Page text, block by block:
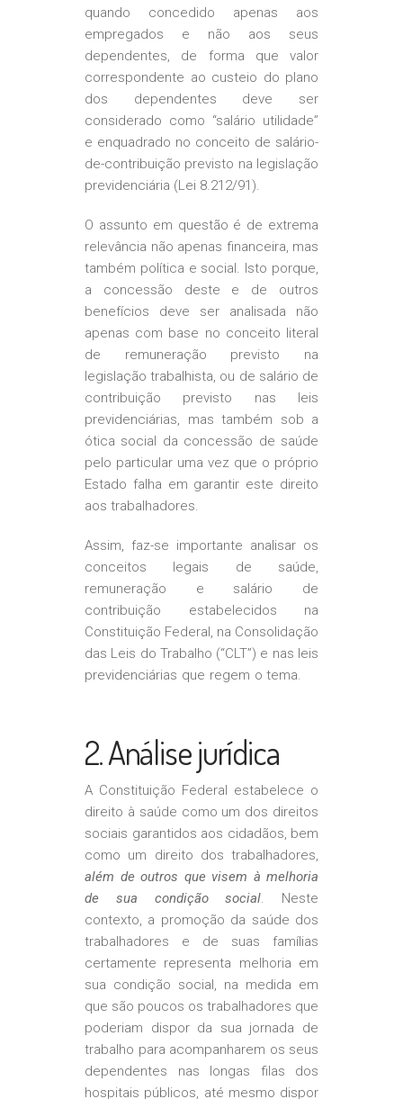
quando concedido apenas aos
empregados e não aos seus
dependentes, de forma que valor
correspondente ao custeio do plano
dos dependentes deve ser
considerado como “salário utilidade”
e enquadrado no conceito de salário-
de-contribuição previsto na legislação
previdenciária (Lei 8.212/91).
O assunto em questão é de extrema
relevância não apenas financeira, mas
também política e social. Isto porque,
a concessão deste e de outros
benefícios deve ser analisada não
apenas com base no conceito literal
de remuneração previsto na
legislação trabalhista, ou de salário de
contribuição previsto nas leis
previdenciárias, mas também sob a
ótica social da concessão de saúde
pelo particular uma vez que o próprio
Estado falha em garantir este direito
aos trabalhadores.
Assim, faz-se importante analisar os
conceitos legais de saúde,
remuneração e salário de
contribuição estabelecidos na
Constituição Federal, na Consolidação
das Leis do Trabalho (“CLT”) e nas leis
previdenciárias que regem o tema.
2. Análise jurídica
A Constituição Federal estabelece o
direito à saúde como um dos direitos
sociais garantidos aos cidadãos, bem
como um direito dos trabalhadores,
além de outros que visem à melhoria
de sua condição social. Neste
contexto, a promoção da saúde dos
trabalhadores e de suas famílias
certamente representa melhoria em
sua condição social, na medida em
que são poucos os trabalhadores que
poderiam dispor da sua jornada de
trabalho para acompanharem os seus
dependentes nas longas filas dos
hospitais públicos, até mesmo dispor